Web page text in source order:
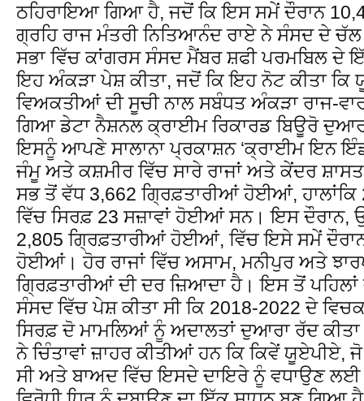
ਠਹਿਰਾਇਆ ਗਿਆ ਹੈ, ਜਦੋਂ ਕਿ ਇਸ ਸਮੇਂ ਦੌਰਾਨ
ਗ੍ਰਹਿ ਰਾਜ ਮੰਤਰੀ ਨਿਤਿਆਨੰਦ ਰਾਏ ਨੇ ਸੰਸਦ ਦੇ
ਸਭਾ ਵਿੱਚ ਕਾਂਗਰਸ ਸੰਸਦ ਮੈਂਬਰ ਸ਼ਫੀ ਪਰਮਬਿਲ ਦੇ
ਇਹ ਅੰਕੜਾ ਪੇਸ਼ ਕੀਤਾ, ਜਦੋਂ ਕਿ ਇਹ ਨੋਟ ਕੀਤਾ ਕਿ
ਵਿਅਕਤੀਆਂ ਦੀ ਸੂਚੀ ਨਾਲ ਸਬੰਧਤ ਅੰਕੜਾ ਰਾਜ-
ਗਿਆ ਡੇਟਾ ਨੈਸ਼ਨਲ ਕ੍ਰਾਈਮ ਰਿਕਾਰਡ ਬਿਊਰੋ
ਇਸਨੂੰ ਆਪਣੇ ਸਾਲਾਨਾ ਪ੍ਰਕਾਸ਼ਨ ‘ਕ੍ਰਾਈਮ ਇਨ
ਜੰਮੂ ਅਤੇ ਕਸ਼ਮੀਰ ਵਿੱਚ ਸਾਰੇ ਰਾਜਾਂ ਅਤੇ ਕੇਂਦਰ
ਸਭ ਤੋਂ ਵੱਧ 3,662 ਗ੍ਰਿਫ਼ਤਾਰੀਆਂ ਹੋਈਆਂ,
ਵਿੱਚ ਸਿਰਫ਼ 23 ਸਜ਼ਾਵਾਂ ਹੋਈਆਂ ਸਨ। ਇਸ ਦੌਰਾਨ,
2,805 ਗ੍ਰਿਫ਼ਤਾਰੀਆਂ ਹੋਈਆਂ, ਵਿੱਚ ਇਸੇ ਸਮੇਂ
ਹੋਈਆਂ। ਹੋਰ ਰਾਜਾਂ ਵਿੱਚ ਅਸਾਮ, ਮਨੀਪੁਰ ਅਤੇ
ਗ੍ਰਿਫ਼ਤਾਰੀਆਂ ਦੀ ਦਰ ਜ਼ਿਆਦਾ ਹੈ। ਇਸ ਤੋਂ
ਸੰਸਦ ਵਿੱਚ ਪੇਸ਼ ਕੀਤਾ ਸੀ ਕਿ 2018-2022 ਦੇ
ਸਿਰਫ਼ ਦੋ ਮਾਮਲਿਆਂ ਨੂੰ ਅਦਾਲਤਾਂ ਦੁਆਰਾ ਰੱਦ
ਨੇ ਚਿੰਤਾਵਾਂ ਜ਼ਾਹਰ ਕੀਤੀਆਂ ਹਨ ਕਿ ਕਿਵੇਂ ਯੂਏਪੀਏ,
ਸੀ ਅਤੇ ਬਾਅਦ ਵਿੱਚ ਇਸਦੇ ਦਾਇਰੇ ਨੂੰ ਵਧਾਉਣ